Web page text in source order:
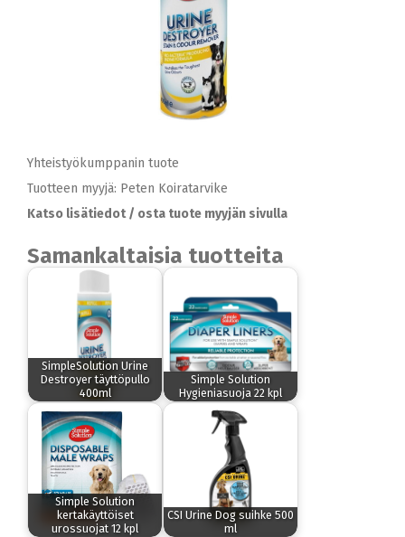
Yhteistyökumppanin tuote
Tuotteen myyjä: Peten Koiratarvike
Katso lisätiedot / osta tuote myyjän sivulla
Samankaltaisia tuotteita
SimpleSolution Urine
Destroyer täyttöpullo
400ml
Simple Solution
Hygieniasuoja 22 kpl
Simple Solution
kertakäyttöiset
urossuojat 12 kpl
CSI Urine Dog suihke 500
ml